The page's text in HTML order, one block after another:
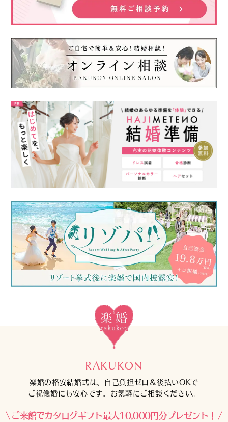
RAKUKON
楽婚の格安結婚式は、自己負担ゼロ＆後払いOKで
ご祝儀婚にも安心です。お気軽にご相談ください。
ご来館でカタログギフト最大10,000円分プレゼント！